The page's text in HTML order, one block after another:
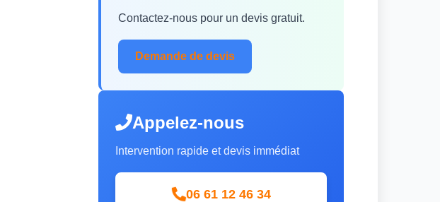
Contactez-nous pour un devis gratuit.
Demande de devis
Appelez-nous
Intervention rapide et devis immédiat
06 61 12 46 34